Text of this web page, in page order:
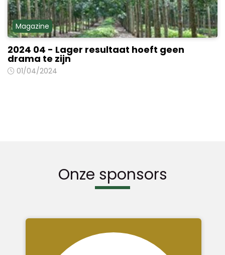
Magazine
2024 04 - Lager resultaat hoeft geen
drama te zijn
01/04/2024
Onze sponsors